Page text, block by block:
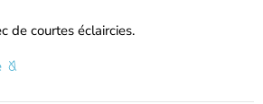
de courtes éclaircies.